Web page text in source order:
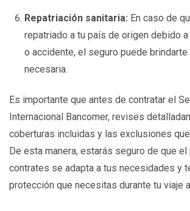
Repatriación sanitaria: En caso de
repatriado a tu país de origen debido
o accidente, el seguro puede
necesaria.
Es importante que antes de contratar el
Internacional Bancomer, revises
coberturas incluidas y las exclusiones
De esta manera, estarás seguro de que el
contrates se adapta a tus necesidades y
protección que necesitas durante tu viaje